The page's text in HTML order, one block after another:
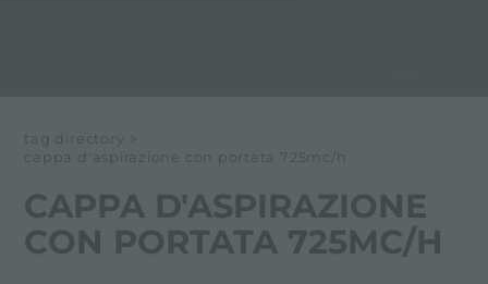
tag directory
>
cappa d'aspirazione con portata 725mc/h
CAPPA D'ASPIRAZIONE
CON PORTATA 725MC/H